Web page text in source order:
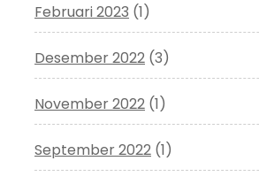
Februari 2023 (1)
Desember 2022 (3)
November 2022 (1)
September 2022 (1)